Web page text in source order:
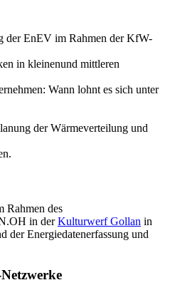
EnEV im Rahmen der KfW-
in kleinenund mittleren
Wann lohnt es sich unter
der Wärmeverteilung und
Rahmen des
in derKulturwerf Gollan in
Energiedatenerfassung und